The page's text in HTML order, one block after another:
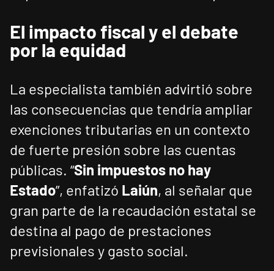
El impacto fiscal y el debate
por la equidad
La especialista también advirtió sobre
las consecuencias que tendría ampliar
exenciones tributarias en un contexto
de fuerte presión sobre las cuentas
públicas. “Sin impuestos no hay
Estado”, enfatizó Laiún, al señalar que
gran parte de la recaudación estatal se
destina al pago de prestaciones
previsionales y gasto social.